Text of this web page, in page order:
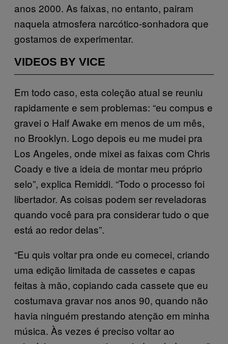
anos 2000. As faixas, no entanto, pairam
naquela atmosfera narcótico-sonhadora que
gostamos de experimentar.
VIDEOS BY VICE
Em todo caso, esta coleção atual se reuniu
rapidamente e sem problemas: “eu compus e
gravei o Half Awake em menos de um mês,
no Brooklyn. Logo depois eu me mudei pra
Los Angeles, onde mixei as faixas com Chris
Coady e tive a ideia de montar meu próprio
selo”, explica Remiddi. “Todo o processo foi
libertador. As coisas podem ser reveladoras
quando você para pra considerar tudo o que
está ao redor delas”.
“Eu quis voltar pra onde eu comecei, criando
uma edição limitada de cassetes e capas
feitas à mão, copiando cada cassete que eu
costumava gravar nos anos 90, quando não
havia ninguém prestando atenção em minha
música. Às vezes é preciso voltar ao